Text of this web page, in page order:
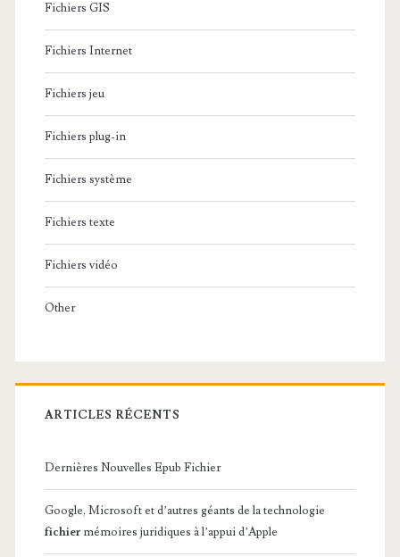
Fichiers GIS
Fichiers Internet
Fichiers jeu
Fichiers plug-in
Fichiers système
Fichiers texte
Fichiers vidéo
Other
ARTICLES RÉCENTS
Dernières Nouvelles Epub Fichier
Google, Microsoft et d’autres géants de la technologie
fichier mémoires juridiques à l’appui d’Apple